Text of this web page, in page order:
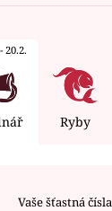
20.2.
Ryby
Vaše šťastná čísla